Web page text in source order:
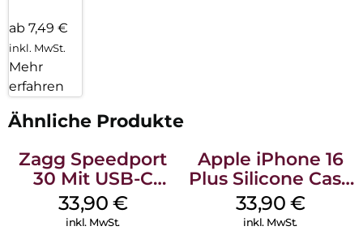
ab 7,49 €
inkl. MwSt.
Mehr
erfahren
Ähnliche Produkte
Zagg Speedport
30 Mit USB-C
Kabel Weiß
33,90 €
inkl. MwSt.
Apple iPhone 16
Plus Silicone Case
MagSafe Lake
Green
33,90 €
inkl. MwSt.